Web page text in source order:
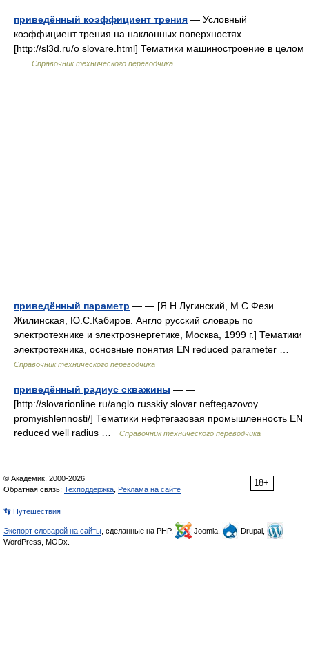
приведённый коэффициент трения — Условный
коэффициент трения на наклонных поверхностях.
[http://sl3d.ru/o slovare.html] Тематики машиностроение в целом
Справочник технического переводчика
приведённый параметр — — [Я.Н.Лугинский, М.С.Фези
Жилинская, Ю.С.Кабиров. Англо русский словарь по
электротехнике и электроэнергетике, Москва, 1999 г.] Тематики
электротехника, основные понятия EN reduced parameter …
Справочник технического переводчика
приведённый радиус скважины — —
[http://slovarionline.ru/anglo russkiy slovar neftegazovoy
promyishlennosti/] Тематики нефтегазовая промышленность EN
reduced well radius …
Справочник технического переводчика
18+
© Академик, 2000-2026
Обратная связь: Техподдержка Реклама на сайте
👣 Путешествия
Экспорт словарей на сайты , сделанные на PHP, Joomla,
Drupal,
WordPress, MODx.